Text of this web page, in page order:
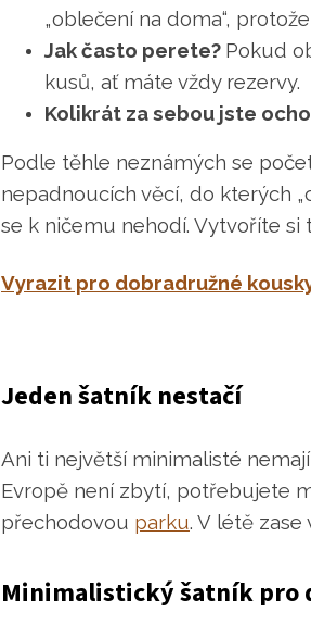
„oblečení na doma“,
Jak často perete? Pokud
kusů, ať máte vždy rezervy.
Kolikrát za sebou jste
Podle těhle neznámých se
nepadnoucích věcí, do kterých
se k ničemu nehodí. Vytvoříte si
Vyrazit pro dobradružné
Jeden šatník nestačí
Ani ti největší minimalisté
Evropě není zbytí, potřebujete
přechodovou parku. V létě zase
Minimalistický šatník pro